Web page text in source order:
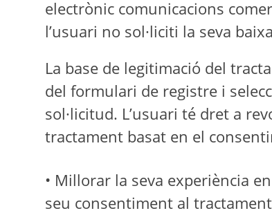
electrònic comunicacions
l’usuari no sol·liciti la seva
La base de legitimació del
del formulari de registre i
sol·licitud. L’usuari té dret a
tractament basat en el
• Millorar la seva experiència
seu consentiment al